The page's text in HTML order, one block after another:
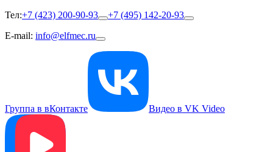
Тел:+7 (423) 200-90-93
+7 (495) 142-20-93
E-mail: info@elfmec.ru
Группа в вКонтакте Видео в VK Video